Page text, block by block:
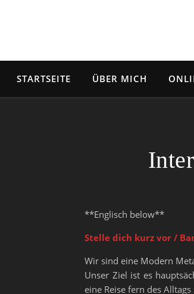
STARTSEITE ÜBER MICH
**Englisch below**
Stelle dich kurz vor /
Wir sind eine Modern
Unser Ziel ist es
eine Reise fern des